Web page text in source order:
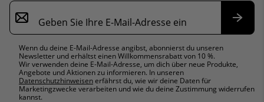
Newsletter-
Anmeldung
Wenn du deine E-Mail-Adresse angibst, abonnierst du unseren
Newsletter und erhältst einen Willkommensrabatt von 10 %.
Wir verwenden deine E-Mail-Adresse, um dich über neue Produkte,
Angebote und Aktionen zu informieren. In unseren
Datenschutzhinweisen erfährst du, wie wir deine Daten für
Marketingzwecke verarbeiten und wie du deine Zustimmung widerrufen
kannst.